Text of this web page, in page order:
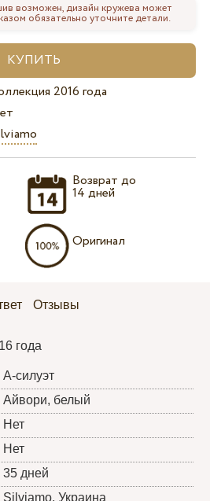
возможен, дизайн кружева может
обязательно уточните детали.
2016 года
Возврат до
14 дней
Оригинал
Отзывы
года
А-силуэт
Айвори, белый
Нет
Нет
35 дней
Silviamo, Украина